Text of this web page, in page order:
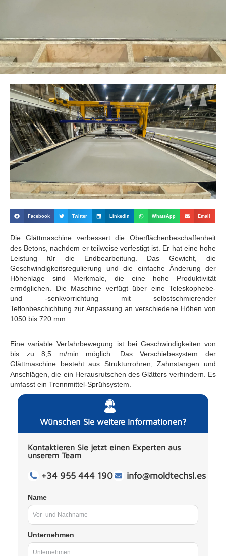
Facebook Twitter LinkedIn WhatsApp Email
Die Glättmaschine verbessert die Oberflächenbeschaffenheit
des Betons, nachdem er teilweise verfestigt ist. Er hat eine hohe
Leistung für die Endbearbeitung. Das Gewicht, die
Geschwindigkeitsregulierung und die einfache Änderung der
Höhenlage sind Merkmale, die eine hohe Produktivität
ermöglichen. Die Maschine verfügt über eine Teleskophebe-
und -senkvorrichtung mit selbstschmierender
Teflonbeschichtung zur Anpassung an verschiedene Höhen von
1050 bis 720 mm.
Eine variable Verfahrbewegung ist bei Geschwindigkeiten von
bis zu 8,5 m/min möglich. Das Verschiebesystem der
Glättmaschine besteht aus Strukturrohren, Zahnstangen und
Anschlägen, die ein Herausrutschen des Glätters verhindern. Es
umfasst ein Trennmittel-Sprühsystem.
Wünschen Sie weitere Informationen?
Kontaktieren Sie jetzt einen Experten aus
unserem Team
+34 955 444 190 info@moldtechsl.es
Name
Unternehmen